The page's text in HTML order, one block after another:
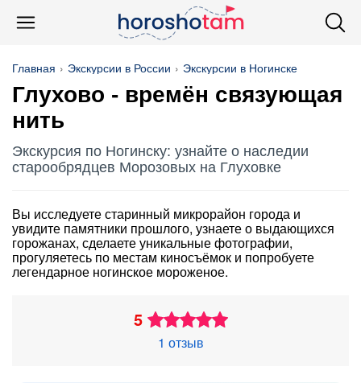
Главная Экскурсии в России Экскурсии в Ногинске
Глухово - времён связующая
нить
Экскурсия по Ногинску: узнайте о наследии
старообрядцев Морозовых на Глуховке
Вы исследуете старинный микрорайон города и
увидите памятники прошлого, узнаете о выдающихся
горожанах, сделаете уникальные фотографии,
прогуляетесь по местам киносъёмок и попробуете
легендарное ногинское мороженое.
5
1 отзыв